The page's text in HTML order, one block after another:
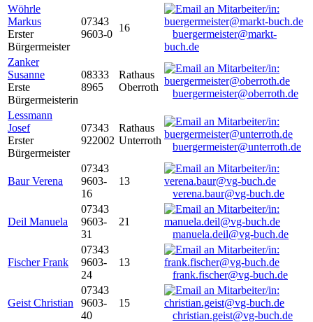
Wöhrle
Markus
Erster
Bürgermeister
07343
9603-0
16
buergermeister@markt-
buch.de
Zanker
Susanne
Erste
Bürgermeisterin
08333
8965
Rathaus
Oberroth
buergermeister@oberroth.de
Lessmann
Josef
Erster
Bürgermeister
07343
922002
Rathaus
Unterroth
buergermeister@unterroth.de
Baur Verena
07343
9603-
16
13
verena.baur@vg-buch.de
Deil Manuela
07343
9603-
31
21
manuela.deil@vg-buch.de
Fischer Frank
07343
9603-
24
13
frank.fischer@vg-buch.de
Geist Christian
07343
9603-
40
15
christian.geist@vg-buch.de